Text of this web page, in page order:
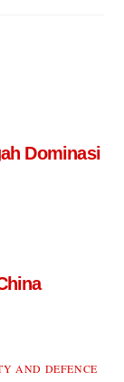
Dominasi
AND DEFENCE